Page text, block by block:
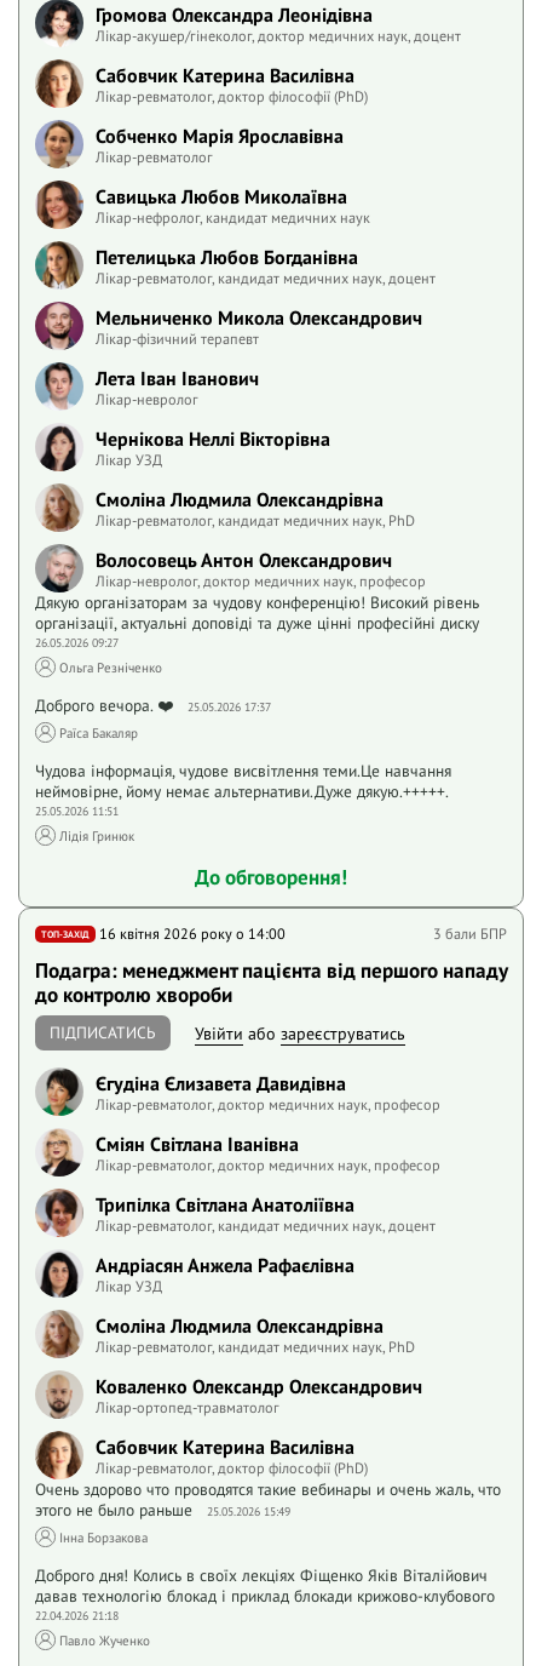
Громова Олександра Леонідівна
Лікар-акушер/гінеколог, доктор медичних наук, доцент
Сабовчик Катерина Василівна
Лікар-ревматолог, доктор філософії (PhD)
Собченко Марія Ярославівна
Лікар-ревматолог
Савицька Любов Миколаївна
Лікар-нефролог, кандидат медичних наук
Петелицька Любов Богданівна
Лікар-ревматолог, кандидат медичних наук, доцент
Мельниченко Микола Олександрович
Лікар-фізичний терапевт
Лета Іван Іванович
Лікар-невролог
Чернікова Неллі Вікторівна
Лікар УЗД
Смоліна Людмила Олександрівна
Лікар-ревматолог, кандидат медичних наук, PhD
Волосовець Антон Олександрович
Лікар-невролог, доктор медичних наук, професор
Дякую організаторам за чудову конференцію! Високий рівень
організації, актуальні доповіді та дуже цінні професійні диску
26.05.2026 09:27
Ольга Резніченко
Доброго вечора. ❤️ 25.05.2026 17:37
Раїса Бакаляр
Чудова інформація, чудове висвітлення теми.Це навчання
неймовірне, йому немає альтернативи.Дуже дякую.+++++.
25.05.2026 11:51
Лідія Гринюк
До обговорення!
ТОП-ЗАХІД 16 квітня 2026 року o 14:00 3 бали БПР
Подагра: менеджмент пацієнта від першого нападу
до контролю хвороби
ПІДПИСАТИСЬ Увійти або зареєструватись
Єгудіна Єлизавета Давидівна
Лікар-ревматолог, доктор медичних наук, професор
Сміян Світлана Іванівна
Лікар-ревматолог, доктор медичних наук, професор
Трипілка Світлана Анатоліївна
Лікар-ревматолог, кандидат медичних наук, доцент
Андріасян Анжела Рафаєлівна
Лікар УЗД
Смоліна Людмила Олександрівна
Лікар-ревматолог, кандидат медичних наук, PhD
Коваленко Олександр Олександрович
Лікар-ортопед-травматолог
Сабовчик Катерина Василівна
Лікар-ревматолог, доктор філософії (PhD)
Очень здорово что проводятся такие вебинары и очень жаль, что
этого не было раньше
25.05.2026 15:49
Інна Борзакова
Доброго дня! Колись в своїх лекціях Фіщенко Яків Віталійович
давав технологію блокад і приклад блокади крижово-клубового
22.04.2026 21:18
Павло Жученко